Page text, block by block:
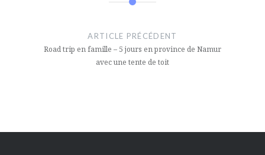
l’article
ARTICLE PRÉCÉDENT
Road trip en famille – 5 jours en province de Namur
avec une tente de toit